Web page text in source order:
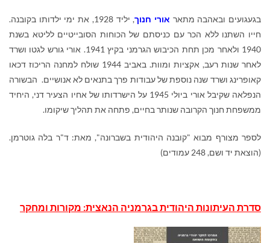
בגעגועים ובאהבה מתאר אורי חנוך
, יליד 1928, את ימי ילדותו בקובנה.
חייו השתנו ללא הכר עם כניסתם של הכוחות הסובייטיים לליטא בשנת
1940 ולאחר מכן תחת הכיבוש הגרמני בקיץ 1941. אורי גורש לגטו ושרד
לאחר שנות רעב, אקציות ומוות. באביב 1944 שולח למחנה הריכוז דכאו
קאופרינג ושרד שנה נוספת של עבודות פרך בתנאים לא אנושיים. הבשורה
הנפלאה שקיבל אורי ביולי 1945 על הישרדותו של אחיו הצעיר דני, היחיד
ממשפחת חנוך הקרובה שנותר בחיים, פתחה את תהליך שיקומו.
לספר מצורף מבוא "קובנה היהודית בשברונה", מאת: ד"ר בלה גוטרמן.
(הוצאת יד ושם, 248 עמודים)
סדרת העיתונות היהודית בגרמניה הנאצית: מקורות ומחקר